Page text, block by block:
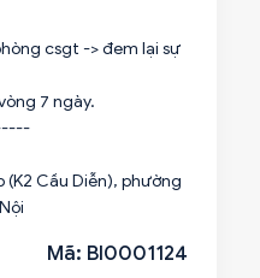
csgt -> đem lại sự
7 ngày.
(K2 Cầu Diễn), phường
Mã: BI0001124